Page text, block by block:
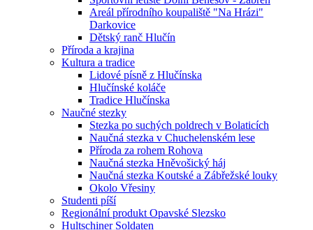
Areál přírodního koupaliště "Na Hrázi"
Darkovice
Dětský ranč Hlučín
Příroda a krajina
Kultura a tradice
Lidové písně z Hlučínska
Hlučínské koláče
Tradice Hlučínska
Naučné stezky
Stezka po suchých poldrech v Bolaticích
Naučná stezka v Chuchelenském lese
Příroda za rohem Rohova
Naučná stezka Hněvošický háj
Naučná stezka Koutské a Zábřežské louky
Okolo Vřesiny
Studenti píší
Regionální produkt Opavské Slezsko
Hultschiner Soldaten